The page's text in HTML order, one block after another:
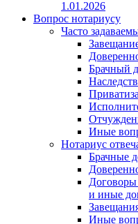
1.01.2026
Вопрос нотариусу
Часто
Брачный
Иные
Нотариус
Брачные
и иные
Иные